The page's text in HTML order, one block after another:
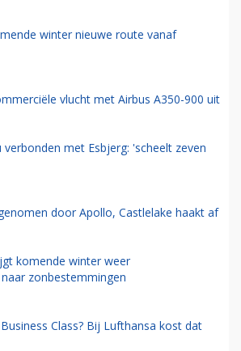
winter nieuwe route vanaf
vlucht met Airbus A350-900 uit
met Esbjerg: 'scheelt zeven
door Apollo, Castlelake haakt af
komende winter weer
zonbestemmingen
Class? Bij Lufthansa kost dat